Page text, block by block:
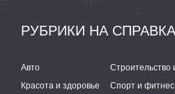
РУБРИКИ НА
Авто
Красота и здоровье
Спорт и фитнес